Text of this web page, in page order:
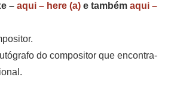
–aqui – here (a) e tambémaqui –
do compositor que encontra-